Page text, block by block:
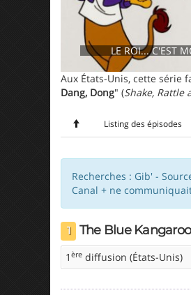
LE ROI... C'EST
Aux États-Unis, cette série
Dang, Dong" (Shake, Rattle
Listing des épisodes
Recherches : Gib' -
Canal + ne
1 The Blue Kangaroo
1 ère diffusion (États-Unis)